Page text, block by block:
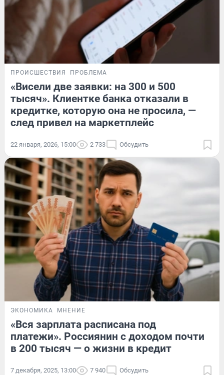
ПРОИСШЕСТВИЯ ПРОБЛЕМА
«Висели две заявки: на 300 и 500
тысяч». Клиентке банка отказали в
кредитке, которую она не просила, —
след привел на маркетплейс
22 января, 2026, 15:00 2 733 Обсудить
ЭКОНОМИКА МНЕНИЕ
«Вся зарплата расписана под
платежи». Россиянин с доходом почти
в 200 тысяч — о жизни в кредит
7 декабря, 2025, 13:00 7 940 Обсудить